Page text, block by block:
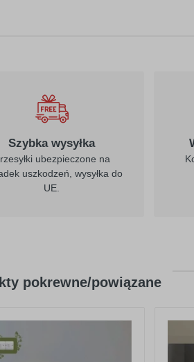
Szybka wysyłka
ubezpieczone na
uszkodzeń, wysyłka do
UE.
pokrewne/powiązane